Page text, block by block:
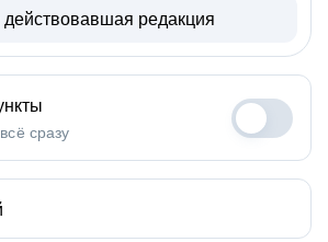
редакция
сразу